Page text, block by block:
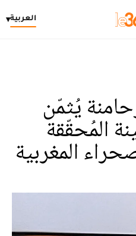
العربية▾
يُثمّن
المُحقّقة
المغربية